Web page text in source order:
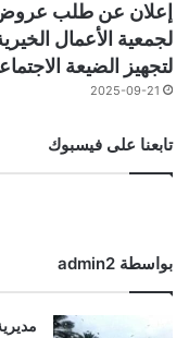
لجمعية الأعمال
لتجهيز الضيعة
2025-09-21
تابعنا على فيسبوك
بواسطة admin2